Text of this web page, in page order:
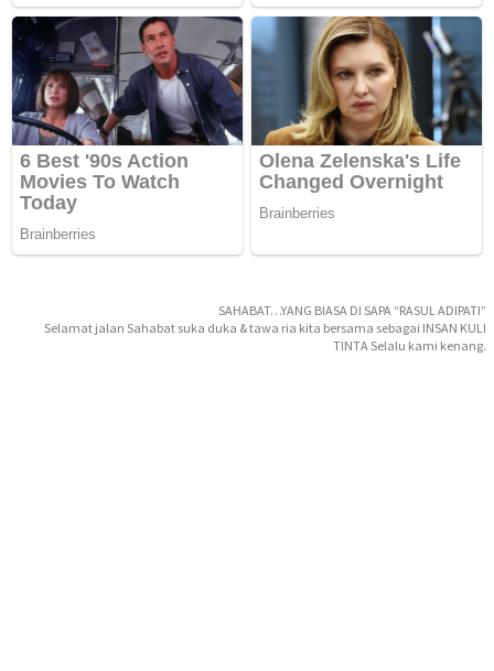
SAHABAT…YANG BIASA DI SAPA “RASUL ADIPATI”
Selamat jalan Sahabat suka duka & tawa ria kita bersama sebagai INSAN KULI
TINTA Selalu kami kenang.